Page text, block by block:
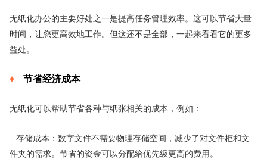
无纸化办公的主要好处之一是提高任务管理效率。这可以节省大量
时间，让您更高效地工作。但这还不是全部，一起来看看它的更多
益处。
节省经济成本
无纸化可以帮助节省各种与纸张相关的成本，例如：
– 存储成本：数字文件不需要物理存储空间，减少了对文件柜和文
件夹的需求。节省的资金可以分配给优先级更高的费用。